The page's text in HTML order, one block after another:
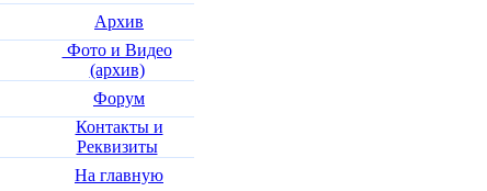
Архив
Фото и Видео
(архив)
Форум
Контакты и
Реквизиты
На главную